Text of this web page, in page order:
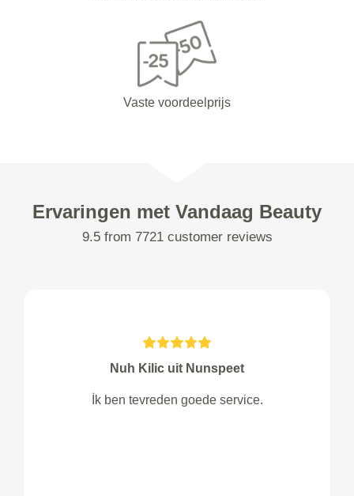
Vaste voordeelprijs
Ervaringen met Vandaag Beauty
9.5 from 7721 customer reviews
Nuh Kilic uit Nunspeet
İk ben tevreden goede service.